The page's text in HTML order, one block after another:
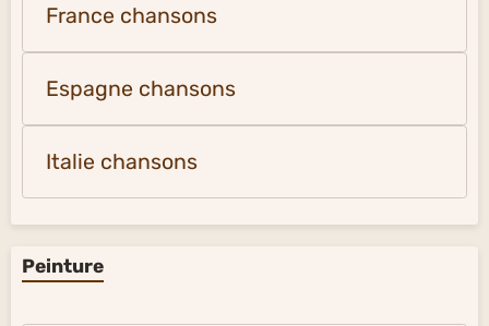
France chansons
Espagne chansons
Italie chansons
Peinture